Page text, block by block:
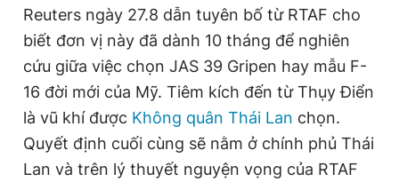
Đọc Thanh Niên trên điện thoại
Reuters ngày 27.8 dẫn tuyên bố từ RTAF cho
biết đơn vị này đã dành 10 tháng để nghiên
cứu giữa việc chọn JAS 39 Gripen hay mẫu F-
16 đời mới của Mỹ. Tiêm kích đến từ Thụy Điển
là vũ khí được Không quân Thái Lan chọn.
Quyết định cuối cùng sẽ nằm ở chính phủ Thái
Lan và trên lý thuyết nguyện vọng của RTAF